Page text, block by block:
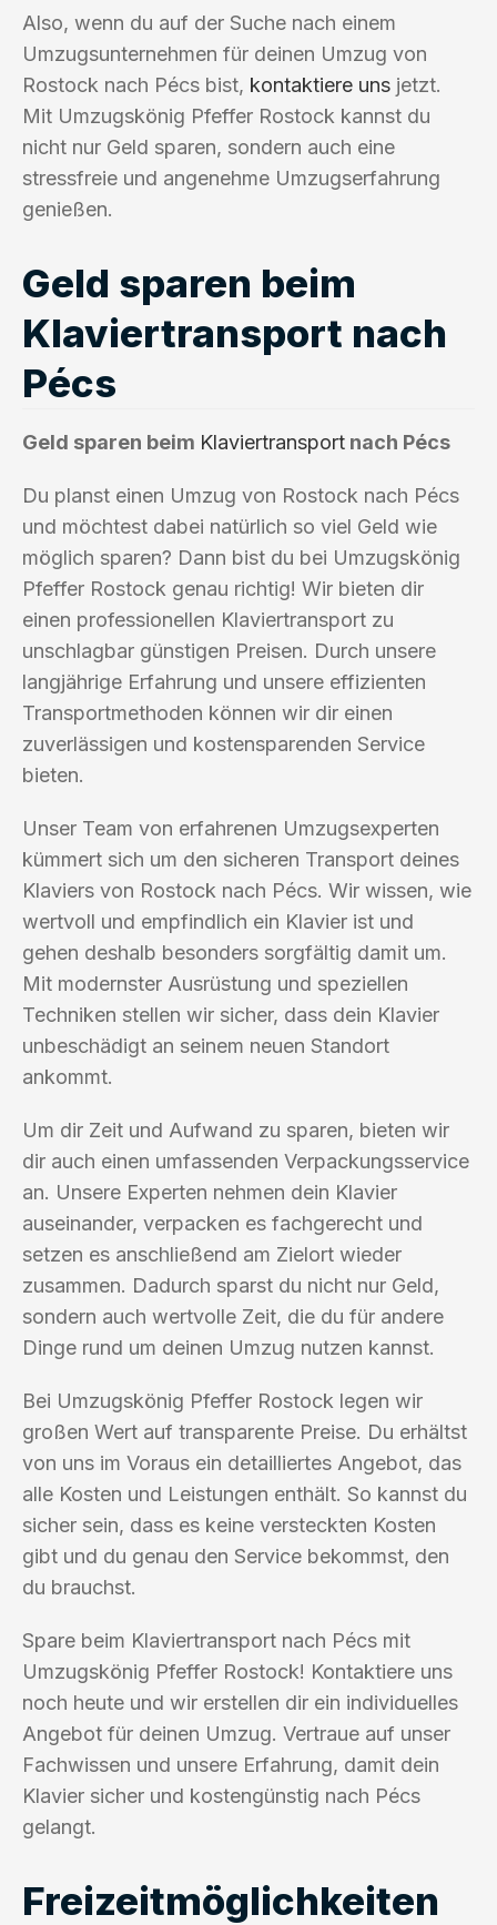
Also, wenn du auf der Suche nach einem
Umzugsunternehmen für deinen Umzug von
Rostock nach Pécs bist, kontaktiere uns jetzt.
Mit Umzugskönig Pfeffer Rostock kannst du
nicht nur Geld sparen, sondern auch eine
stressfreie und angenehme Umzugserfahrung
genießen.
Geld sparen beim
Klaviertransport nach
Pécs
Geld sparen beim Klaviertransport nach Pécs
Du planst einen Umzug von Rostock nach Pécs
und möchtest dabei natürlich so viel Geld wie
möglich sparen? Dann bist du bei Umzugskönig
Pfeffer Rostock genau richtig! Wir bieten dir
einen professionellen Klaviertransport zu
unschlagbar günstigen Preisen. Durch unsere
langjährige Erfahrung und unsere effizienten
Transportmethoden können wir dir einen
zuverlässigen und kostensparenden Service
bieten.
Unser Team von erfahrenen Umzugsexperten
kümmert sich um den sicheren Transport deines
Klaviers von Rostock nach Pécs. Wir wissen, wie
wertvoll und empfindlich ein Klavier ist und
gehen deshalb besonders sorgfältig damit um.
Mit modernster Ausrüstung und speziellen
Techniken stellen wir sicher, dass dein Klavier
unbeschädigt an seinem neuen Standort
ankommt.
Um dir Zeit und Aufwand zu sparen, bieten wir
dir auch einen umfassenden Verpackungsservice
an. Unsere Experten nehmen dein Klavier
auseinander, verpacken es fachgerecht und
setzen es anschließend am Zielort wieder
zusammen. Dadurch sparst du nicht nur Geld,
sondern auch wertvolle Zeit, die du für andere
Dinge rund um deinen Umzug nutzen kannst.
Bei Umzugskönig Pfeffer Rostock legen wir
großen Wert auf transparente Preise. Du erhältst
von uns im Voraus ein detailliertes Angebot, das
alle Kosten und Leistungen enthält. So kannst du
sicher sein, dass es keine versteckten Kosten
gibt und du genau den Service bekommst, den
du brauchst.
Spare beim Klaviertransport nach Pécs mit
Umzugskönig Pfeffer Rostock! Kontaktiere uns
noch heute und wir erstellen dir ein individuelles
Angebot für deinen Umzug. Vertraue auf unser
Fachwissen und unsere Erfahrung, damit dein
Klavier sicher und kostengünstig nach Pécs
gelangt.
Freizeitmöglichkeiten